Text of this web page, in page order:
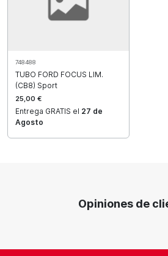
748488
TUBO FORD FOCUS LIM.
(CB8) Sport
25,00 €
Entrega GRATIS el 27 de
Agosto
Opiniones de